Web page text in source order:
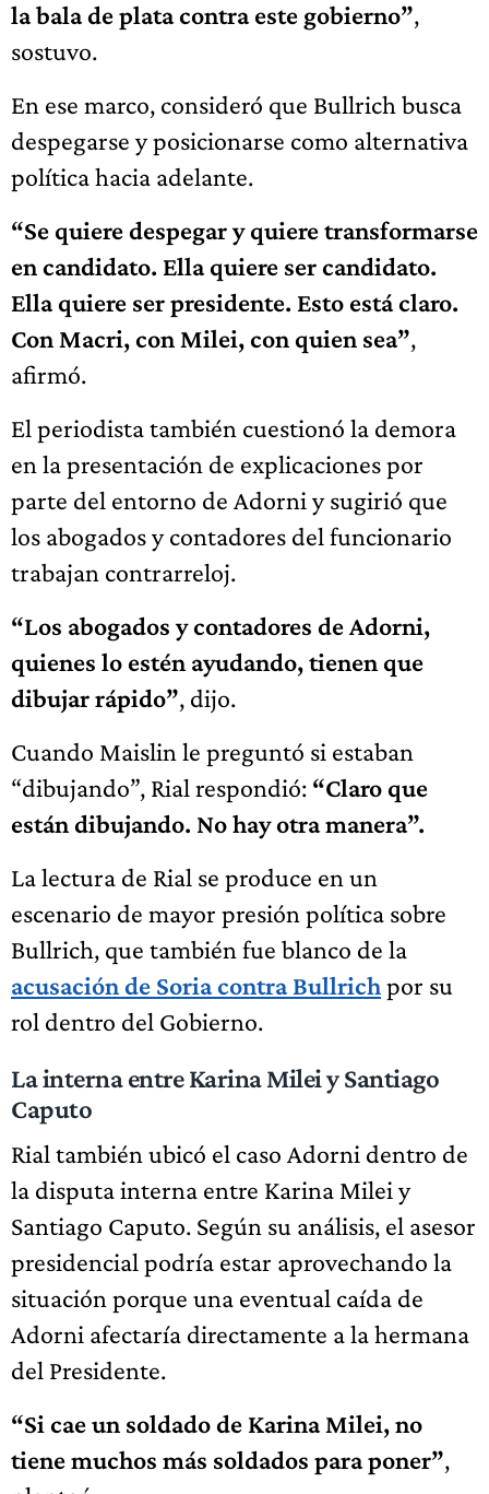
la bala de plata contra este gobierno”,
sostuvo.
En ese marco, consideró que Bullrich busca
despegarse y posicionarse como alternativa
política hacia adelante.
“Se quiere despegar y quiere transformarse
en candidato. Ella quiere ser candidato.
Ella quiere ser presidente. Esto está claro.
Con Macri, con Milei, con quien sea”,
afirmó.
El periodista también cuestionó la demora
en la presentación de explicaciones por
parte del entorno de Adorni y sugirió que
los abogados y contadores del funcionario
trabajan contrarreloj.
“Los abogados y contadores de Adorni,
quienes lo estén ayudando, tienen que
dibujar rápido”, dijo.
Cuando Maislin le preguntó si estaban
“dibujando”, Rial respondió: “Claro que
están dibujando. No hay otra manera”.
La lectura de Rial se produce en un
escenario de mayor presión política sobre
Bullrich, que también fue blanco de la
acusación de Soria contra Bullrichpor su
rol dentro del Gobierno.
La interna entre Karina Milei y Santiago
Caputo
Rial también ubicó el caso Adorni dentro de
la disputa interna entre Karina Milei y
Santiago Caputo. Según su análisis, el asesor
presidencial podría estar aprovechando la
situación porque una eventual caída de
Adorni afectaría directamente a la hermana
del Presidente.
“Si cae un soldado de Karina Milei, no
tiene muchos más soldados para poner”,